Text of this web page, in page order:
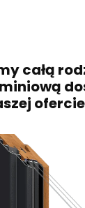
całą
ofercie